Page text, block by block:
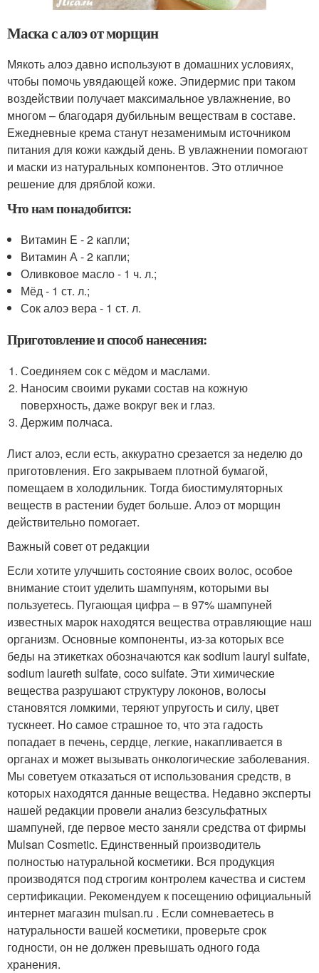
Маска с алоэ от морщин
Мякоть алоэ давно используют в домашних условиях,
чтобы помочь увядающей коже. Эпидермис при таком
воздействии получает максимальное увлажнение, во
многом – благодаря дубильным веществам в составе.
Ежедневные крема станут незаменимым источником
питания для кожи каждый день. В увлажнении помогают
и маски из натуральных компонентов. Это отличное
решение для дряблой кожи.
Что нам понадобится:
Витамин E - 2 капли;
Витамин А - 2 капли;
Оливковое масло - 1 ч. л.;
Мёд - 1 ст. л.;
Сок алоэ вера - 1 ст. л.
Приготовление и способ нанесения:
Соединяем сок с мёдом и маслами.
Наносим своими руками состав на кожную
поверхность, даже вокруг век и глаз.
Держим полчаса.
Лист алоэ, если есть, аккуратно срезается за неделю до
приготовления. Его закрываем плотной бумагой,
помещаем в холодильник. Тогда биостимуляторных
веществ в растении будет больше. Алоэ от морщин
действительно помогает.
Важный совет от редакции
Если хотите улучшить состояние своих волос, особое
внимание стоит уделить шампуням, которыми вы
пользуетесь. Пугающая цифра – в 97% шампуней
известных марок находятся вещества отравляющие наш
организм. Основные компоненты, из-за которых все
беды на этикетках обозначаются как sodium lauryl sulfate,
sodium laureth sulfate, coco sulfate. Эти химические
вещества разрушают структуру локонов, волосы
становятся ломкими, теряют упругость и силу, цвет
тускнеет. Но самое страшное то, что эта гадость
попадает в печень, сердце, легкие, накапливается в
органах и может вызывать онкологические заболевания.
Мы советуем отказаться от использования средств, в
которых находятся данные вещества. Недавно эксперты
нашей редакции провели анализ безсульфатных
шампуней, где первое место заняли средства от фирмы
Mulsan Сosmetic. Единственный производитель
полностью натуральной косметики. Вся продукция
производятся под строгим контролем качества и систем
сертификации. Рекомендуем к посещению официальный
интернет магазин mulsan.ru . Если сомневаетесь в
натуральности вашей косметики, проверьте срок
годности, он не должен превышать одного года
хранения.